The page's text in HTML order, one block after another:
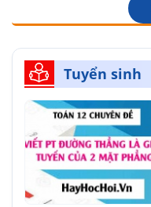
Tuyển sinh